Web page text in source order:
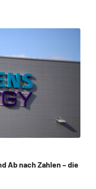
Ab nach Zahlen – die